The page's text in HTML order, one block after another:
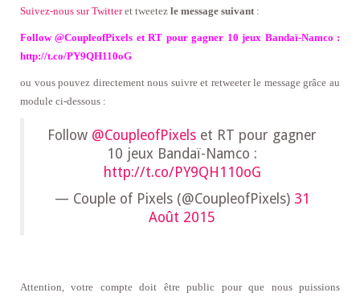
Suivez-nous sur Twitteret tweetez le message suivant :
Follow @CoupleofPixels et RT pour gagner 10 jeux Bandaï-Namco :
http://t.co/PY9QH110oG
ou vous pouvez directement nous suivre et retweeter le message grâce au
module ci-dessous :
Follow @CoupleofPixels et RT pour gagner
10 jeux Bandaï-Namco :
http://t.co/PY9QH110oG
— Couple of Pixels (@CoupleofPixels) 31
Août 2015
Attention, votre compte doit être public pour que nous puissions